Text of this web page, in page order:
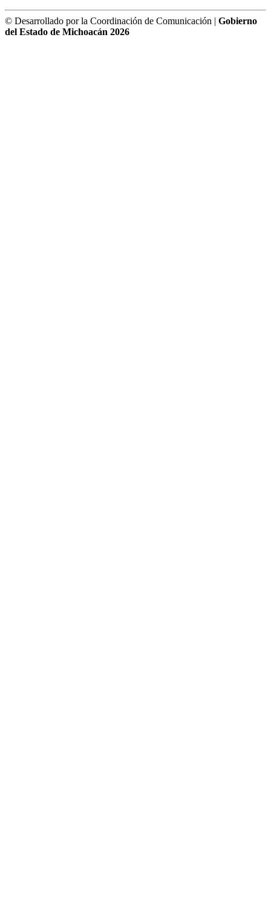
© Desarrollado por la Coordinación de Comunicación | Gobierno
del Estado de Michoacán 2026